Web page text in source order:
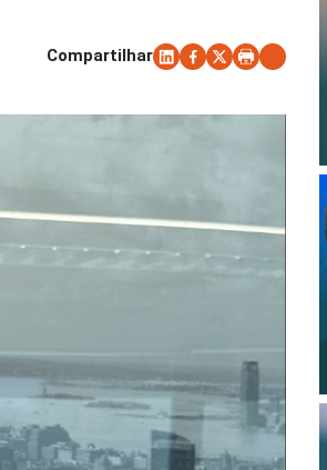
Compartilhar